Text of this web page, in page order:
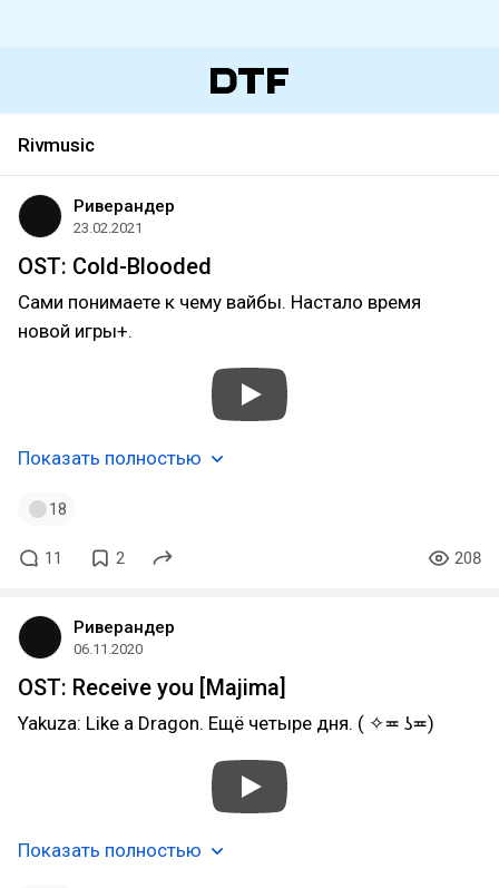
Rivmusic
Риверандер
23.02.2021
OST: Cold-Blooded
Сами понимаете к чему вайбы. Настало время
новой игры+.
Показать полностью
18
11 2 208
Риверандер
06.11.2020
OST: Receive you [Majima]
Yakuza: Like a Dragon. Ещё четыре дня. ( ✧≖ ʖ≖)
Показать полностью